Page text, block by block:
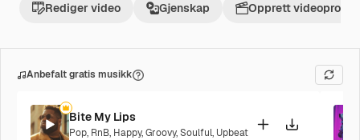
Rediger video Gjenskap Opprett
Anbefalt gratis musikk
Bite My Lips
Pop, RnB, Happy,Groovy,Soulful, Upbeat